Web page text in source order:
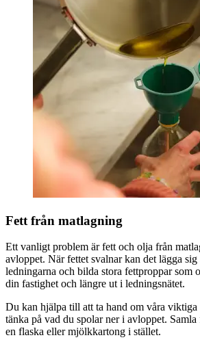
Fett från matlagning
Ett vanligt problem är fett och olja från
avloppet. När fettet svalnar kan det lägga
ledningarna och bilda stora fettproppar som
din fastighet och längre ut i ledningsnätet.
Du kan hjälpa till att ta hand om våra viktiga
tänka på vad du spolar ner i avloppet.
en flaska eller mjölkkartong i stället.